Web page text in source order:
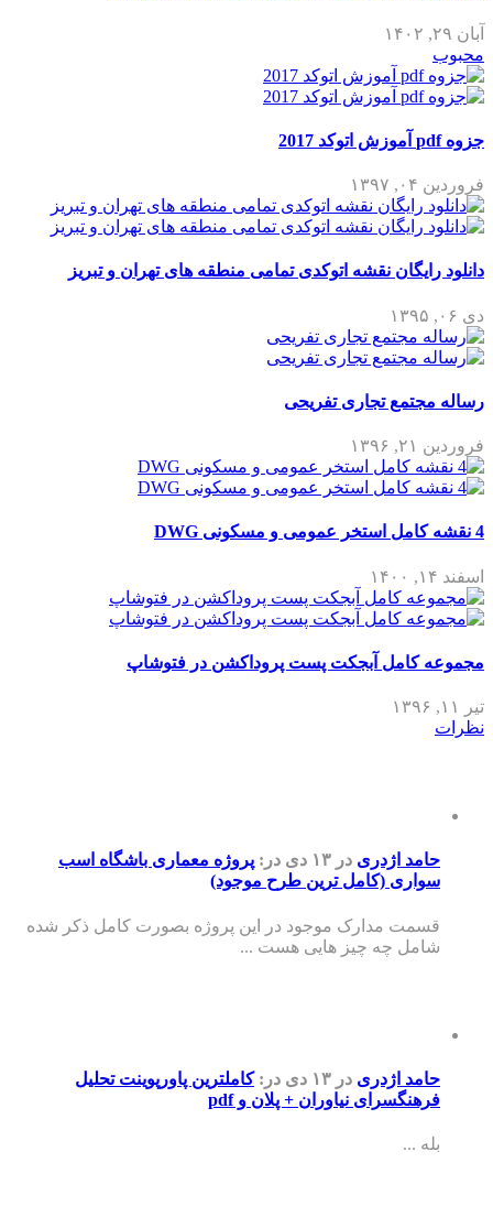
آبان ۲۹, ۱۴۰۲
محبوب
جزوه pdf آموزش اتوکد 2017
فروردین ۰۴, ۱۳۹۷
دانلود رایگان نقشه اتوکدی تمامی منطقه های تهران و تبریز
دی ۰۶, ۱۳۹۵
رساله مجتمع تجاری تفریحی
فروردین ۲۱, ۱۳۹۶
4 نقشه کامل استخر عمومی و مسکونی DWG
اسفند ۱۴, ۱۴۰۰
مجموعه کامل آبجکت پست پروداکشن در فتوشاپ
تیر ۱۱, ۱۳۹۶
نظرات
حامد اژدری در ۱۳ دی در: پروژه معماری باشگاه اسب
سواری (کامل ترین طرح موجود)
قسمت مدارک موجود در این پروژه بصورت کامل ذکر شده
شامل چه چیز هایی هست ...
حامد اژدری در ۱۳ دی در:کاملترین پاورپوینت تحلیل
فرهنگسرای نیاوران + پلان و pdf
بله ...